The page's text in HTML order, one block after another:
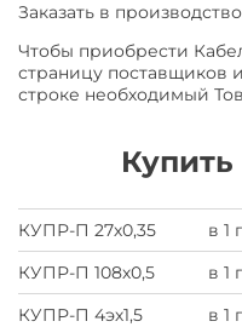
Заказать в
Чтобы приобрести
страницу поставщиков
строке необходимый
КУПР-П 27х0,35 в 1
КУПР-П 108х0,5
в 1
КУПР-П 4эх1,5
в 1